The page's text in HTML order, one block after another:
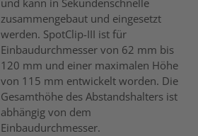
und kann in Sekundenschnelle
zusammengebaut und eingesetzt
werden. SpotClip-III ist für
Einbaudurchmesser von 62 mm bis
120 mm und einer maximalen Höhe
von 115 mm entwickelt worden. Die
Gesamthöhe des Abstandshalters ist
abhängig von dem
Einbaudurchmesser.